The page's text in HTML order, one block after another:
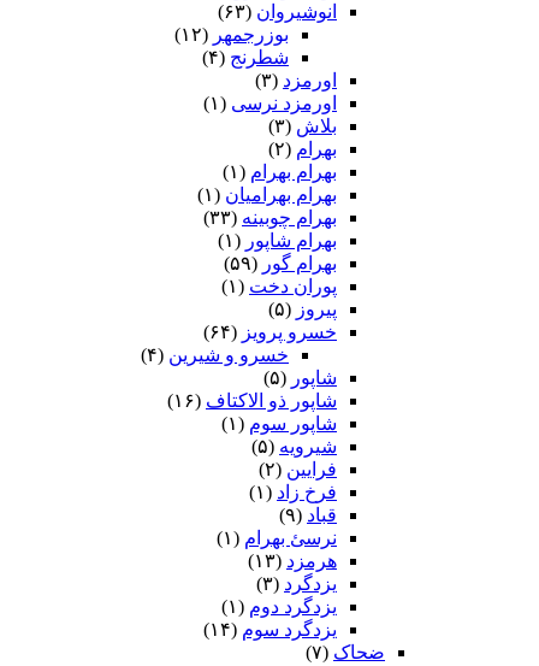
انوشیروان (۶۳)
بوزرجمهر (۱۲)
شطرنج (۴)
اورمزد (۳)
اورمزد نرسى‏ (۱)
بلاش (۳)
بهرام (۲)
بهرام بهرام (۱)
بهرام بهرامیان‏ (۱)
بهرام چوبینه (۳۳)
بهرام شاپور (۱)
بهرام گور (۵۹)
پوران دخت (۱)
پیروز (۵)
خسرو پرویز (۶۴)
خسرو و شیرین (۴)
شاپور (۵)
شاپور ذو الاکتاف (۱۶)
شاپور سوم‏ (۱)
شیرویه (۵)
فرایین (۲)
فرخ زاد (۱)
قباد (۹)
نرسئ بهرام‏ (۱)
هرمزد (۱۳)
یزدگرد (۳)
یزدگرد دوم (۱)
یزدگرد سوم (۱۴)
ضحاک (۷)